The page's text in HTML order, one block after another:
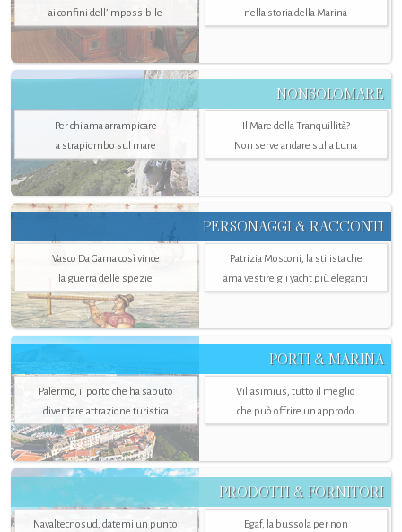
ai confini dell’impossibile
nella storia della Marina
NONSOLOMARE
Per chi ama arrampicare
a strapiombo sul mare
Il Mare della Tranquillità?
Non serve andare sulla Luna
PERSONAGGI & RACCONTI
Vasco Da Gama così vince
la guerra delle spezie
Patrizia Mosconi, la stilista che
ama vestire gli yacht più eleganti
PORTI & MARINA
Palermo, il porto che ha saputo
diventare attrazione turistica
Villasimius, tutto il meglio
che può offrire un approdo
PRODOTTI & FORNITORI
Navaltecnosud, datemi un punto Egaf, la bussola per non